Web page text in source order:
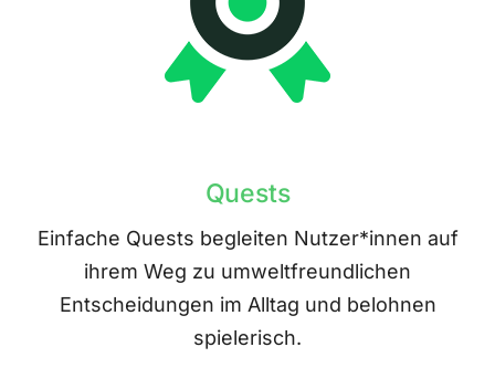
Quests
Einfache Quests begleiten Nutzer*innen auf
ihrem Weg zu umweltfreundlichen
Entscheidungen im Alltag und belohnen
spielerisch.